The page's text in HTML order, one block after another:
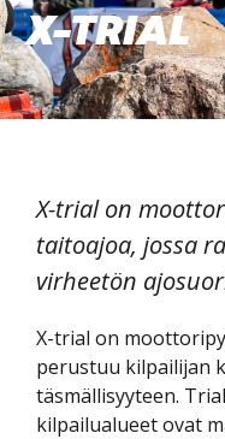
X-TRIAL
X-trial on
taitoajoa, jossa
virheetön
X-trial on
perustuu kilpailijan
täsmällisyyteen.
kilpailualueet ovat